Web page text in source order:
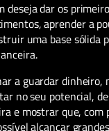
deseja dar os
aprender a
uma base sólida
a guardar dinheiro,
no seu potencial,
e mostrar que, com
alcançar